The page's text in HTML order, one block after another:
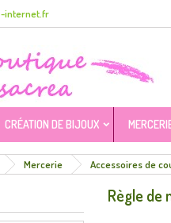
internet.fr
CRÉATION DE BIJOUX
Mercerie Accessoires de
Règle de